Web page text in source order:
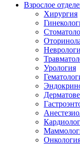
Взрослое
Хирургия
Урология